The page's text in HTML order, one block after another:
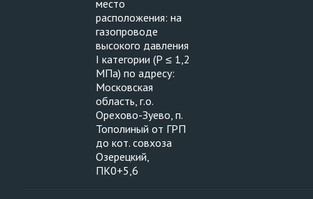
место
расположения: на
газопроводе
высокого давления
I категории (Р ≤ 1,2
МПа) по адресу:
Московская
область, г.о.
Орехово-Зуево, п.
Тополиный от ГРП
до кот. совхоза
Озерецкий,
ПК0+5,6